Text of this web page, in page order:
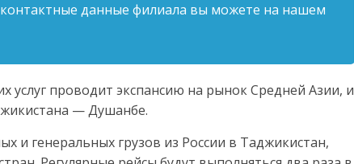
контактные данные филиала вы можете на нашем
услуг проводит экспансию на рынок Средней Азии, и
— Душанбе.
и генеральных грузов из России в Таджикистан,